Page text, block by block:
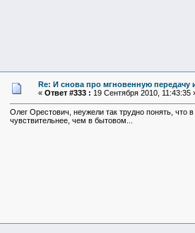
Re: И снова про мгновенную
« Ответ #333 : 19 Сентября 2010, 11:43:35
Олег Орестович, неужели так трудно понять, что
чувствительнее, чем в бытовом...